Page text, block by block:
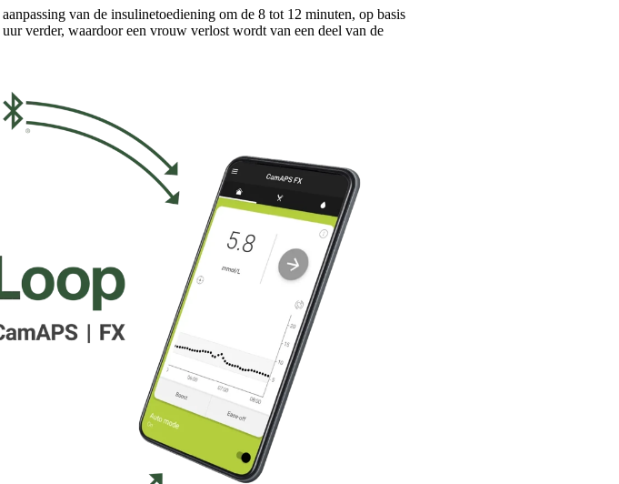
van de insulinetoediening om de 8 tot 12 minuten, op basis
verder, waardoor een vrouw verlost wordt van een deel van de